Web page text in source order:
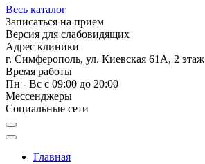
Весь каталог
Записаться на прием
Версия для слабовидящих
Адрес клиники
г. Симферополь, ул. Киевская 61А, 2 этаж
Время работы
Пн - Вс с 09:00 до 20:00
Мессенджеры
Социальные сети
Главная